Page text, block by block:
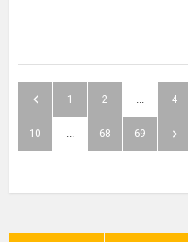
1 2 ... 4
10 ... 68 69